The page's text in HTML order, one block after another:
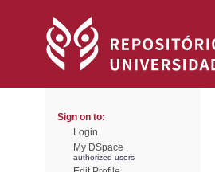
Sign on to:
Login
My DSpace
authorized users